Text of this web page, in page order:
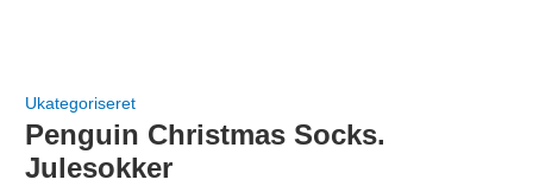
Ukategoriseret
Penguin Christmas Socks.
Julesokker